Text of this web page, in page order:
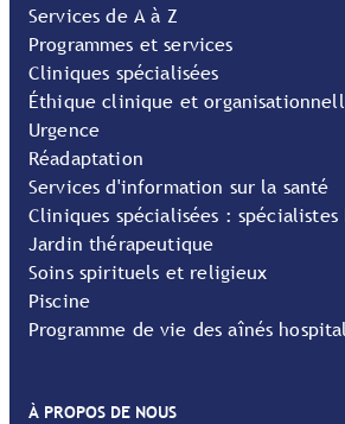
Services de A à Z
Programmes et services
Cliniques spécialisées
Éthique clinique et
Urgence
Réadaptation
Services d'information sur la santé
Cliniques spécialisées : spécialistes
Jardin thérapeutique
Soins spirituels et religieux
Piscine
Programme de vie des aînés
À PROPOS DE NOUS